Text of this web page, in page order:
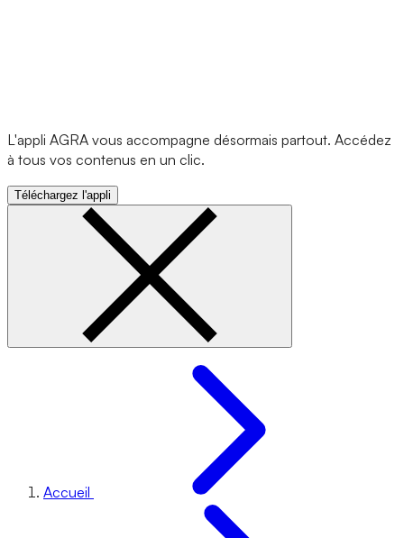
L'appli AGRA vous accompagne désormais partout. Accédez
à tous vos contenus en un clic.
Téléchargez l'appli
Accueil